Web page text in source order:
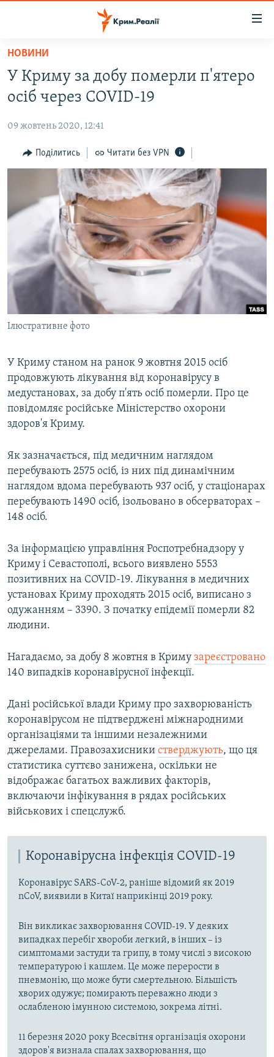
Перейти
основного
матеріалу
до
навігації
Перейти
пошуку
ВОДА.КРИМ
ВІДЕО ТА ФОТО
ПОЛІТИКА
БЛОГИ
ІНТЕРВ'Ю
ВСЕ ЗА ДЕНЬ
СПЕЦПРОЕКТИ
ДЕПОРТАЦІЯ
ВІДЕОУРОКИ «ELIFBE»
СВІДЧЕННЯ ОКУПАЦІЇ
УКРАЇНСЬКА ПРОБЛЕМА КРИМУ
ЯК ОБІЙТИ БЛОКУВАННЯ
Русский
Qırımtatar
Усі сайти RFE/RL
НОВИНИ
У Криму за добу померли п'ятеро
осіб через COVID-19
09 жовтень 2020, 12:41
Поділитись Читати без VPN
Ілюстративне фото
У Криму станом на ранок 9 жовтня 2015 осіб
продовжують лікування від коронавірусу в
медустановах, за добу п'ять осіб померли. Про це
повідомляє російське Міністерство охорони
здоров'я Криму.
Як зазначається, під медичним наглядом
перебувають 2575 осіб, із них під динамічним
наглядом вдома перебувають 937 осіб, у стаціонарах
перебувають 1490 осіб, ізольовано в обсерваторах –
148 осіб.
За інформацією управління Роспотребнадзору у
Криму і Севастополі, всього виявлено 5553
позитивних на COVID-19. Лікування в медичних
установах Криму проходять 2015 осіб, виписано з
одужанням – 3390. З початку епідемії померли 82
людини.
Нагадаємо, за добу 8 жовтня в Криму зареєстровано
140 випадків коронавірусної інфекції.
Дані російської влади Криму про захворюваність
коронавірусом не підтверджені міжнародними
організаціями та іншими незалежними
джерелами. Правозахисники стверджують, що ця
статистика суттєво занижена, оскільки не
відображає багатьох важливих факторів,
включаючи інфікування в рядах російських
військових і спецслужб.
Коронавірусна інфекція COVID-19
Коронавірус SARS-CoV-2, раніше відомий як 2019
nCoV, виявили в Китаї наприкінці 2019 року.
Він викликає захворювання COVID-19. У деяких
випадках перебіг хвороби легкий, в інших – із
симптомами застуди та грипу, в тому числі з високою
температурою і кашлем. Це може перерости в
пневмонію, що може бути смертельною. Більшість
хворих одужує; помирають переважно люди з
ослабленою імунною системою, зокрема літні.
11 березня 2020 року Всесвітня організація охорони
здоров'я визнала спалах захворювання, що